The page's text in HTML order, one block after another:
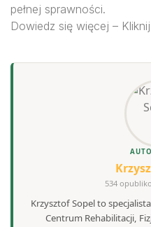
pełnej sprawności.
Dowiedz się więcej –
534
Krzysztof Sopel to
Centrum Rehabilitacji,